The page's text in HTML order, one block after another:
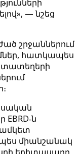
— նշեց
շրջաններում
հատկապես
միանշանակ